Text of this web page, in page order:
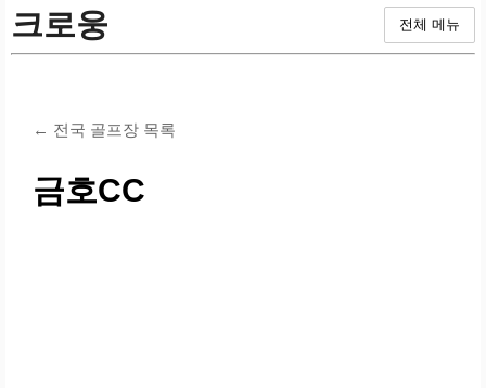
크로웅 전체 메뉴
← 전국 골프장 목록
금호CC